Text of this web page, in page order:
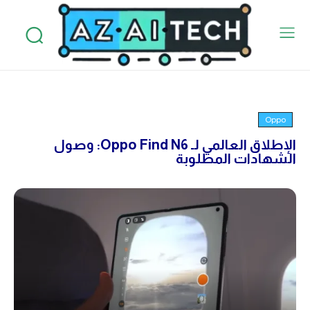
Oppo
الإطلاق العالمي لـ Oppo Find N6: وصول
الشهادات المطلوبة